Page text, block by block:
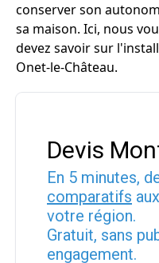
conserver son
sa maison. Ici, nous
devez savoir sur
Onet-le-Château.
Devis
En 5 minutes,
comparatifs aux
votre région.
Gratuit, sans
engagement.